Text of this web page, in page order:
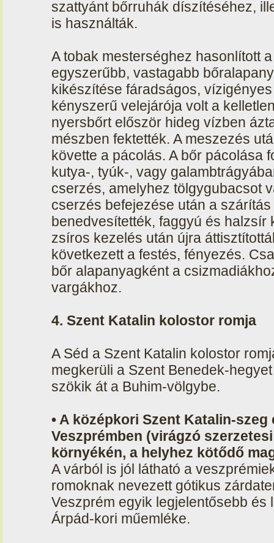
szattyánt bőrruhák díszítéséhez,
is használták.
A tobak mesterséghez hasonlított
egyszerűbb, vastagabb
kikészítése fáradságos,
kényszerű velejárója volt a
nyersbőrt először hideg vízben
mészben fektették. A meszezés
követte a pácolás. A bőr pácolása
kutya-, tyúk-, vagy
cserzés, amelyhez tölgygubacsot
cserzés befejezése után a
benedvesítették, faggyú és halzsír
zsíros kezelés után újra
következett a festés, fényezés.
bőr alapanyagként a
vargákhoz.
4. Szent Katalin kolostor romja
A Séd a Szent Katalin kolostor
megkerüli a Szent Benedek-
szökik át a Buhim-völgybe.
• A középkori Szent Katalin-
Veszprémben (virágzó
környékén, a helyhez kötődő
A várból is jól látható a
romoknak nevezett gótikus
Veszprém egyik legjelentősebb és
Árpád-kori műemléke.